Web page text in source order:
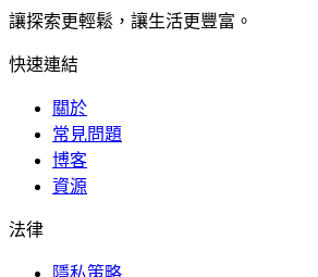
讓探索更輕鬆，讓生活更豐富。
快速連結
關於
常見問題
博客
資源
法律